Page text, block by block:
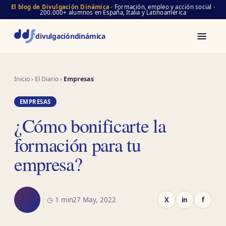
El blog de Divulgación Dinámica · Formación, empleo y acción social ·
200.000+ alumnos en España, Italia y Latinoamérica
divulgacióndinámica
Inicio› El Diario› Empresas
EMPRESAS
¿Cómo bonificarte la
formación para tu
empresa?
◷ 1 min27 May, 2022 X in f